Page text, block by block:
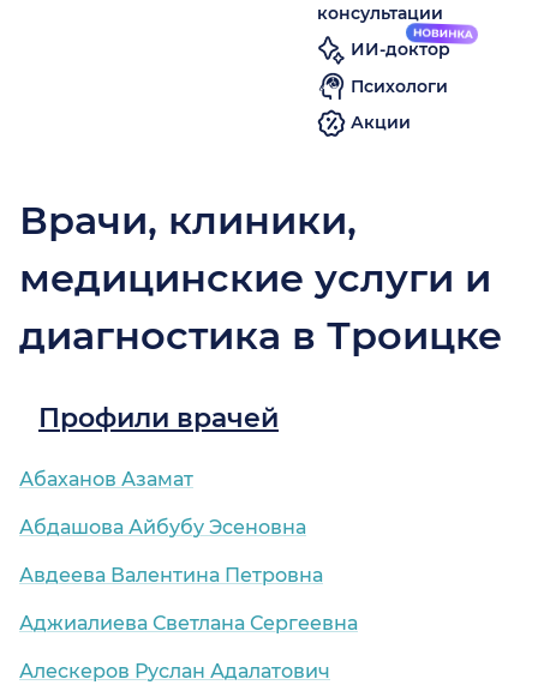
консультации
ИИ-доктор
Психологи
Акции
Врачи, клиники,
медицинские услуги и
диагностика в Троицке
Профили врачей
Абаханов Азамат
Абдашова Айбубу Эсеновна
Авдеева Валентина Петровна
Аджиалиева Светлана Сергеевна
Алескеров Руслан Адалатович